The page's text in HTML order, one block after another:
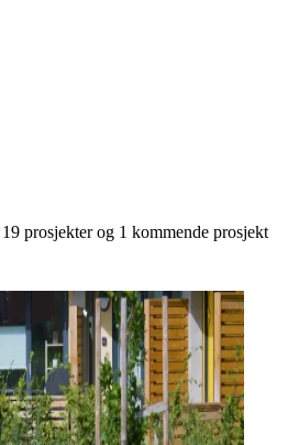
prosjekter og 1 kommende prosjekt